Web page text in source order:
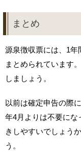
まとめ
源泉徴収票には、1年
まとめられています
しましょう。
以前は確定申告の際
年4月よりは不要に
きしやすいでしょう
う。